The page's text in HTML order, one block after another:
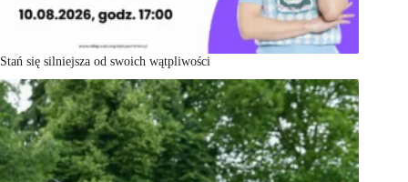
Stań się silniejsza od swoich wątpliwości